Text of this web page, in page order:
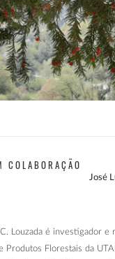
COLABORAÇÃO
José
Louzada é investigador e
Produtos Florestais da